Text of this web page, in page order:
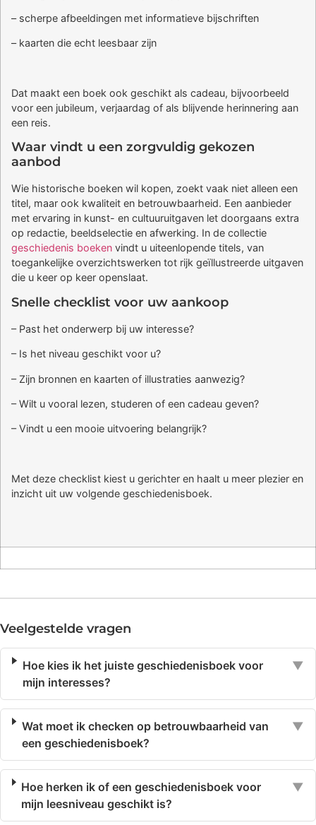
– scherpe afbeeldingen met informatieve bijschriften
– kaarten die echt leesbaar zijn
Dat maakt een boek ook geschikt als cadeau, bijvoorbeeld
voor een jubileum, verjaardag of als blijvende herinnering aan
een reis.
Waar vindt u een zorgvuldig gekozen
aanbod
Wie historische boeken wil kopen, zoekt vaak niet alleen een
titel, maar ook kwaliteit en betrouwbaarheid. Een aanbieder
met ervaring in kunst- en cultuuruitgaven let doorgaans extra
op redactie, beeldselectie en afwerking. In de collectie
geschiedenis boeken vindt u uiteenlopende titels, van
toegankelijke overzichtswerken tot rijk geïllustreerde uitgaven
die u keer op keer openslaat.
Snelle checklist voor uw aankoop
– Past het onderwerp bij uw interesse?
– Is het niveau geschikt voor u?
– Zijn bronnen en kaarten of illustraties aanwezig?
– Wilt u vooral lezen, studeren of een cadeau geven?
– Vindt u een mooie uitvoering belangrijk?
Met deze checklist kiest u gerichter en haalt u meer plezier en
inzicht uit uw volgende geschiedenisboek.
Veelgestelde vragen
Hoe kies ik het juiste geschiedenisboek voor
mijn interesses?
▼
Wat moet ik checken op betrouwbaarheid van
een geschiedenisboek?
▼
Hoe herken ik of een geschiedenisboek voor
mijn leesniveau geschikt is?
▼